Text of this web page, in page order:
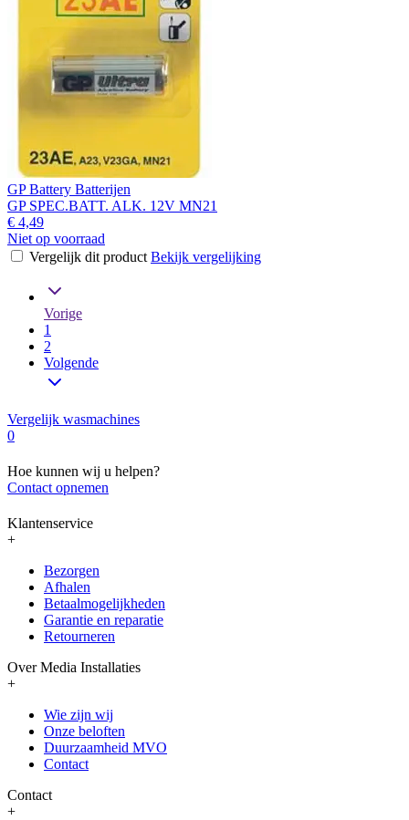
GP Battery Batterijen
GP SPEC.BATT. ALK. 12V MN21
€ 4,49
Niet op voorraad
Vergelijk dit product Bekijk vergelijking
Vorige
1
2
Volgende
Vergelijk wasmachines
0
Hoe kunnen wij u helpen?
Contact opnemen
Klantenservice
+
Bezorgen
Afhalen
Betaalmogelijkheden
Garantie en reparatie
Retourneren
Over Media Installaties
+
Wie zijn wij
Onze beloften
Duurzaamheid MVO
Contact
Contact
+